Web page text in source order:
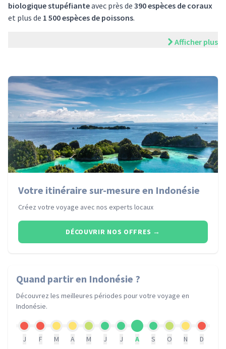
biologique stupéfianteavec près de 390 espèces de coraux
et plus de 1 500 espèces de poissons.
Afficher plus
Votre itinéraire sur-mesure en Indonésie
Créez votre voyage avec nos experts locaux
DÉCOUVRIR NOS OFFRES →
Quand partiren Indonésie ?
Découvrez les meilleures périodes pour votre voyage en
Indonésie.
J F M A M J J A S O N D